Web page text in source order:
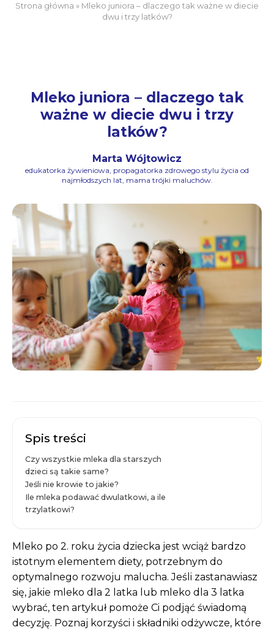
Strona główna » Mleko juniora – dlaczego tak ważne w diecie
dwu i trzy latków?
Mleko juniora – dlaczego tak
ważne w diecie dwu i trzy
latków?
Marta Wójtowicz
edukatorka żywieniowa, propagatorka zdrowego stylu życia od
najmłodszych lat, mama trójki maluchów.
Spis treści
Czy wszystkie mleka dla starszych
dzieci są takie same?
Jeśli nie krowie to jakie?
Ile mleka podawać dwulatkowi, a ile
trzylatkowi?
Mleko po 2. roku życia dziecka jest wciąż bardzo
istotnym elementem diety, potrzebnym do
optymalnego rozwoju malucha. Jeśli zastanawiasz
się, jakie mleko dla 2 latka lub mleko dla 3 latka
wybrać, ten artykuł pomoże Ci podjąć świadomą
decyzję. Poznaj korzyści i składniki odżywcze, które